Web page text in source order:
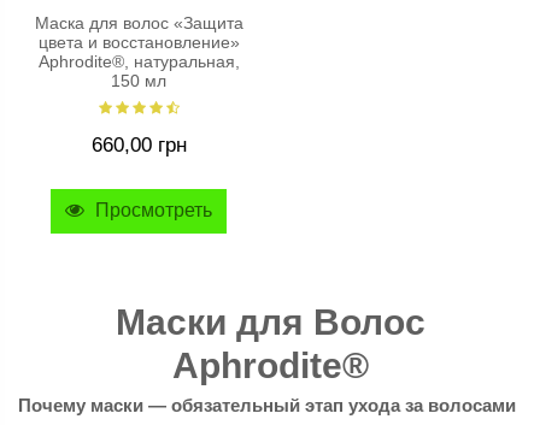
Маска для волос «Защита
цвета и восстановление»
Aphrodite®, натуральная,
150 мл
660,00 грн
Просмотреть
Маски для Волос
Aphrodite®
Почему маски — обязательный этап ухода за волосами